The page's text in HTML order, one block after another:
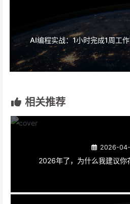
相关推荐
2026-
2026年了，为什么我建议你